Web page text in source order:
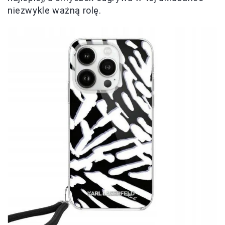
niezwykle ważną rolę.